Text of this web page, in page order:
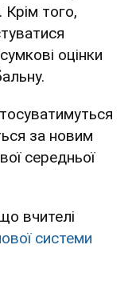
того,
оцінки
за новим
середньої
вчителі
системи